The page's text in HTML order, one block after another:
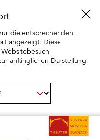
die entsprechenden
angezeigt. Diese
anfänglichen Darstellung